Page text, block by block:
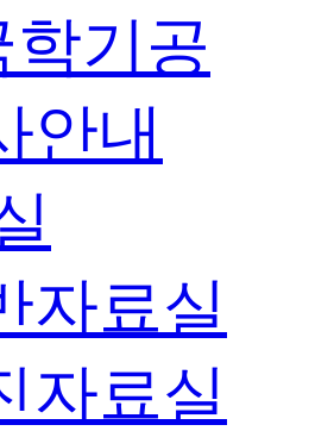
학기공
안내
자료실
자료실